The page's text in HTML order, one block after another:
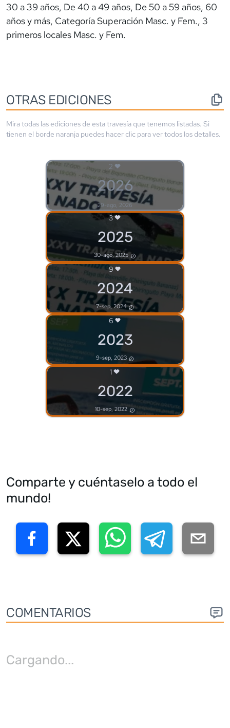
30 a 39 años, De 40 a 49 años, De 50 a 59 años, 60
años y más, Categoría Superación Masc. y Fem., 3
primeros locales Masc. y Fem.
OTRAS EDICIONES
Mira todas las ediciones de esta travesía que tenemos listadas. Si
tienen el borde naranja puedes hacer clic para ver todos los detalles.
2
2026
29-ago, 2026
3
2025
30-ago, 2025
9
2024
7-sep, 2024
6
2023
9-sep, 2023
1
2022
10-sep, 2022
Comparte y cuéntaselo a todo el
mundo!
COMENTARIOS
Cargando...